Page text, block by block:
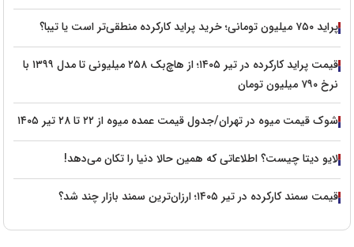
پراید ۷۵۰ میلیون تومانی؛ خرید پراید کارکرده منطقی‌تر است یا تیبا؟
قیمت پراید کارکرده در تیر ۱۴۰۵؛ از هاچ‌بک ۲۵۸ میلیونی تا مدل ۱۳۹۹ با
نرخ ۷۹۰ میلیون تومان
شوک قیمت میوه در تهران/جدول قیمت عمده میوه از ۲۲ تا ۲۸ تیر ۱۴۰۵
لایو دیتا چیست؟ اطلاعاتی که همین حالا دنیا را تکان می‌دهد!
قیمت سمند کارکرده در تیر ۱۴۰۵؛ ارزان‌ترین سمند بازار چند شد؟